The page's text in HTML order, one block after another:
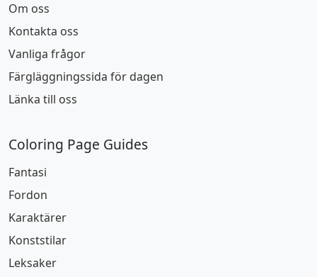
Om oss
Kontakta oss
Vanliga frågor
Färgläggningssida för dagen
Länka till oss
Coloring Page Guides
Fantasi
Fordon
Karaktärer
Konststilar
Leksaker